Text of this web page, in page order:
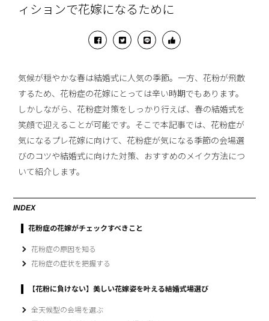
ィションで花嫁になるために
気候が穏やかな春は結婚式に人気の季節。一方、花粉が飛散
するため、花粉症の花嫁にとっては辛い時期でもあります。
しかしながら、花粉症対策をしっかり行えば、春の結婚式を
笑顔で迎えることが可能です。そこで本記事では、花粉症が
気になるプレ花嫁に向けて、花粉症が気になる季節の会場選
びのコツや結婚式に向けた対策、おすすめのメイク方法につ
いて紹介します。
INDEX
花粉症の花嫁がチェックすべきこと
花粉症の原因を知る
花粉症の症状を把握する
【花粉に負けない】美しい花嫁姿を叶える結婚式場選び
全天候型の会場を選ぶ